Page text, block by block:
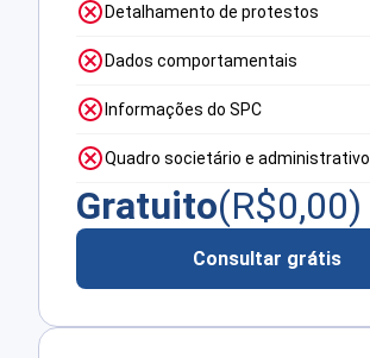
Detalhamento de protestos
Dados comportamentais
Informações do SPC
Quadro societário e administrativo
Gratuito(R$0,00)
Consultar grátis